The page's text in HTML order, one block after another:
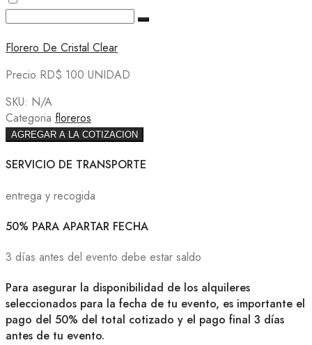
Florero De Cristal Clear
Precio RD$ 100 UNIDAD
SKU: N/A
Categoria floreros
AGREGAR A LA COTIZACION
SERVICIO DE TRANSPORTE
entrega y recogida
50% PARA APARTAR FECHA
3 días antes del evento debe estar saldo
Para asegurar la disponibilidad de los alquileres
seleccionados para la fecha de tu evento, es importante el
pago del 50% del total cotizado y el pago final 3 días
antes de tu evento.